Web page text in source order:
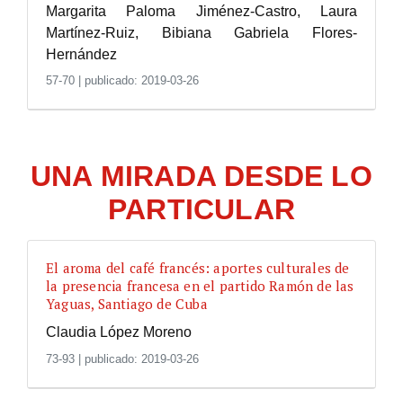
Margarita Paloma Jiménez-Castro, Laura
Martínez-Ruiz, Bibiana Gabriela Flores-
Hernández
57-70 publicado: 2019-03-26
UNA MIRADA DESDE LO
PARTICULAR
El aroma del café francés: aportes culturales de
la presencia francesa en el partido Ramón de las
Yaguas, Santiago de Cuba
Claudia López Moreno
73-93 publicado: 2019-03-26